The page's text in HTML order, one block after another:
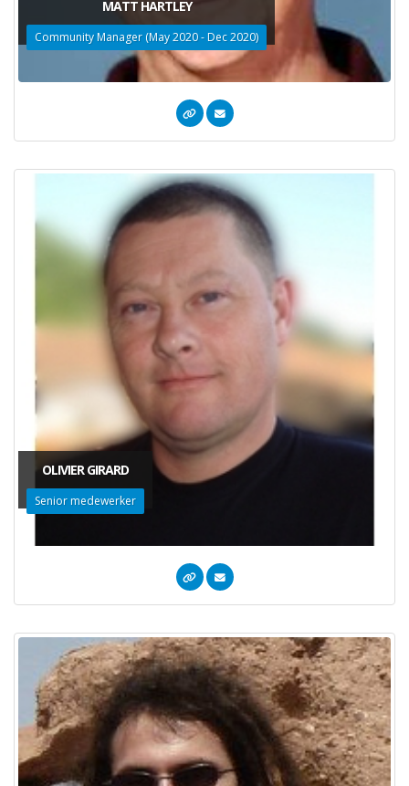
MATT HARTLEY
Community Manager (May 2020 - Dec 2020)
OLIVIER GIRARD
Senior medewerker